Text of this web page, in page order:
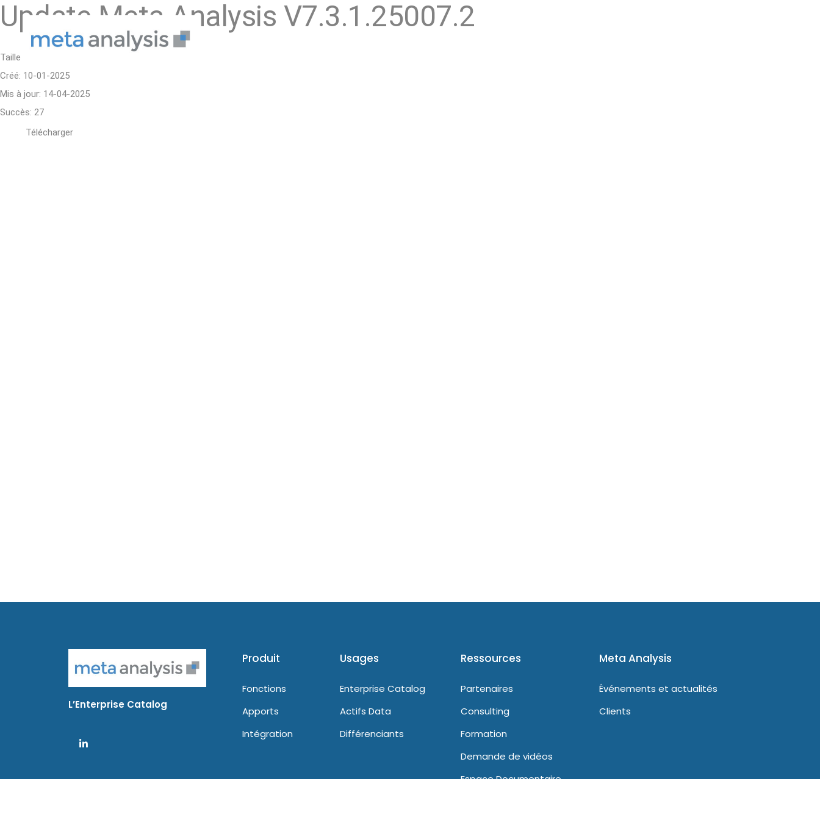
Update Meta Analysis V7.3.1.25007.2
Taille du fichier: 157.94 Mo
Créé: 10-01-2025
Mis à jour: 14-04-2025
Succès: 27
Télécharger
L’Enterprise Catalog
Produit
Fonctions
Apports
Intégration
Usages
Enterprise Catalog
Actifs Data
Différenciants
Ressources
Partenaires
Consulting
Formation
Demande de vidéos
Espace Documentaire
Meta Analysis
Événements et actualités
Clients